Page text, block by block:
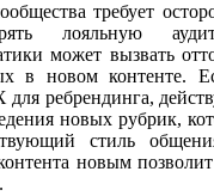
требует
лояльную
может вызвать
в новом контенте.
ребрендинга,
новых рубрик,
стиль
новым